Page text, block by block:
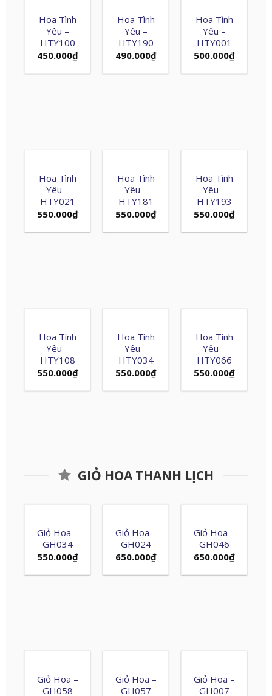
Hoa Tình
Yêu –
HTY100
450.000₫
Hoa Tình
Yêu –
HTY190
490.000₫
Hoa Tình
Yêu –
HTY001
500.000₫
Hoa Tình
Yêu –
HTY021
550.000₫
Hoa Tình
Yêu –
HTY181
550.000₫
Hoa Tình
Yêu –
HTY193
550.000₫
Hoa Tình
Yêu –
HTY108
550.000₫
Hoa Tình
Yêu –
HTY034
550.000₫
Hoa Tình
Yêu –
HTY066
550.000₫
GIỎ HOA THANH LỊCH
Giỏ Hoa –
GH034
550.000₫
Giỏ Hoa –
GH024
650.000₫
Giỏ Hoa –
GH046
650.000₫
Giỏ Hoa –
GH058
Giỏ Hoa –
GH057
Giỏ Hoa –
GH007